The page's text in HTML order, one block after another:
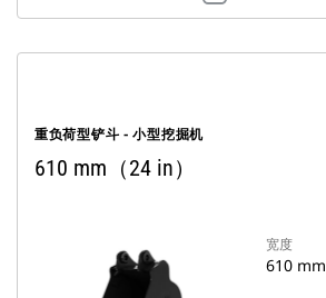
重负荷型铲斗 - 小型挖掘机
610 mm（24 in）
宽度
610 mm